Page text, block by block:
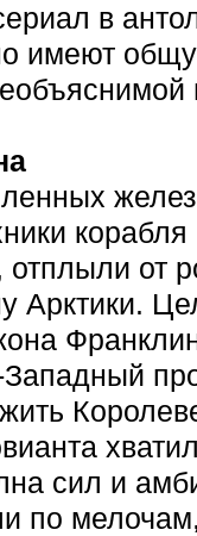
в
имеют
от
Арктики.
сил и
по